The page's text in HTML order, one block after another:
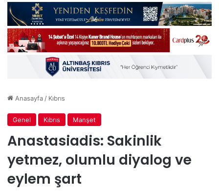
Anasayfa / Kıbrıs
Genel Kıbrıs Manşet
Anastasiadis: Sakinlik
yetmez, olumlu diyalog ve
eylem şart